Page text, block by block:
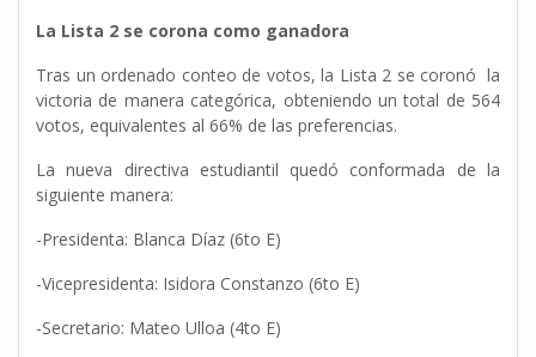
La Lista 2 se corona como ganadora
Tras un ordenado conteo de votos, la Lista 2 se coronó la
victoria de manera categórica, obteniendo un total de 564
votos, equivalentes al 66% de las preferencias.
La nueva directiva estudiantil quedó conformada de la
siguiente manera:
-Presidenta: Blanca Díaz (6to E)
-Vicepresidenta: Isidora Constanzo (6to E)
-Secretario: Mateo Ulloa (4to E)